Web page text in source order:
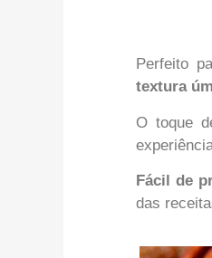
Perfeito
textura
O toque
Fácil de
das